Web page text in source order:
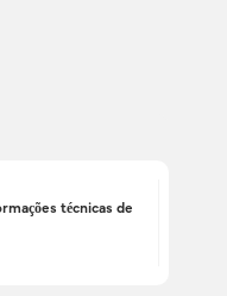
técnicas de